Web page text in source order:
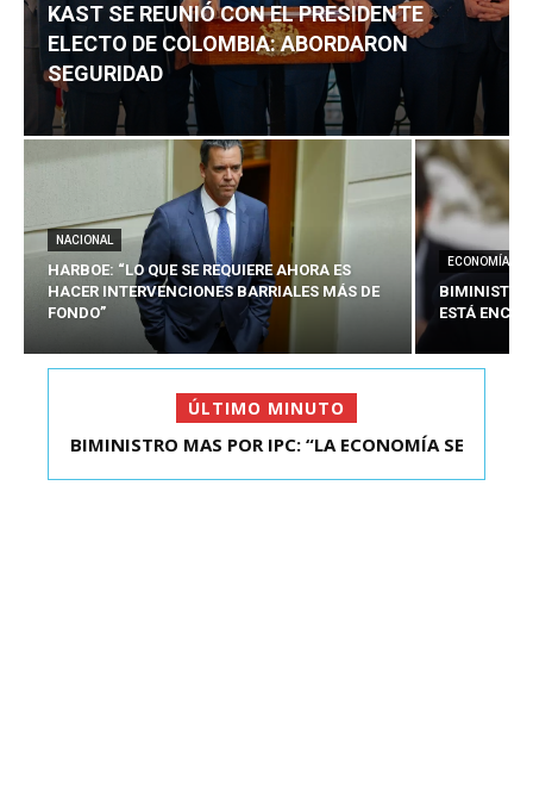
KAST SE REUNIÓ CON EL PRESIDENTE
ELECTO DE COLOMBIA: ABORDARON
SEGURIDAD
NACIONAL
HARBOE: “LO QUE SE REQUIERE AHORA ES
HACER INTERVENCIONES BARRIALES MÁS DE
FONDO”
ECONOMÍA
BIMINISTRO
ESTÁ
ÚLTIMO MINUTO
KAST SE REUNIÓ CON EL PRESIDENTE ELECTO DE
BIMINISTRO MAS POR IPC: “LA ECONOMÍA SE